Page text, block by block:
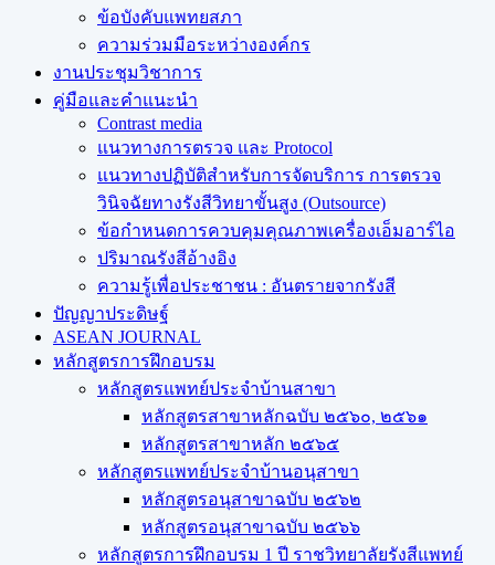
ข้อบังคับแพทยสภา
ความร่วมมือระหว่างองค์กร
งานประชุมวิชาการ
คู่มือและคำแนะนำ
Contrast media
แนวทางการตรวจ และ Protocol
แนวทางปฏิบัติสำหรับการจัดบริการ การตรวจ
วินิจฉัยทางรังสีวิทยาขั้นสูง (Outsource)
ข้อกำหนดการควบคุมคุณภาพเครื่องเอ็มอาร์ไอ
ปริมาณรังสีอ้างอิง
ความรู้เพื่อประชาชน : อันตรายจากรังสี
ปัญญาประดิษฐ์
ASEAN JOURNAL
หลักสูตรการฝึกอบรม
หลักสูตรแพทย์ประจำบ้านสาขา
หลักสูตรสาขาหลักฉบับ ๒๕๖๐, ๒๕๖๑
หลักสูตรสาขาหลัก ๒๕๖๕
หลักสูตรแพทย์ประจำบ้านอนุสาขา
หลักสูตรอนุสาขาฉบับ ๒๕๖๒
หลักสูตรอนุสาขาฉบับ ๒๕๖๖
หลักสูตรการฝึกอบรม 1 ปี ราชวิทยาลัยรังสีแพทย์